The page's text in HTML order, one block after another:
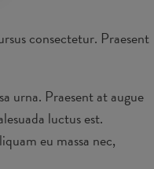
consectetur. Praesent
urna. Praesent at augue
luctus est.
eu massa nec,